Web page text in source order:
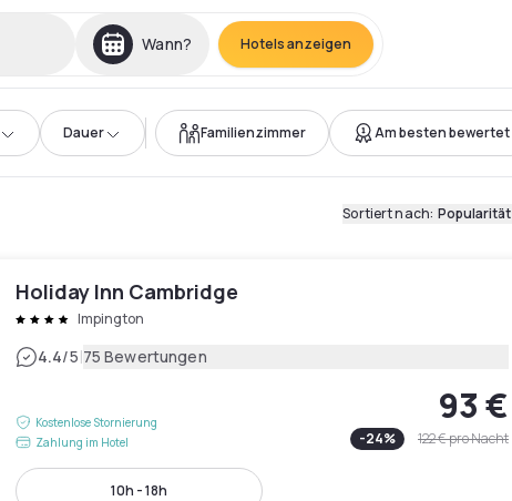
Wann? Hotels anzeigen
Dauer Familienzimmer Am besten bewertet
Sortiert nach: Popularität
Holiday Inn Cambridge
Impington
4.4/5|75 Bewertungen
Kostenlose Stornierung
Zahlung im Hotel
93 €
-24% 122 €pro Nacht
10h - 18h